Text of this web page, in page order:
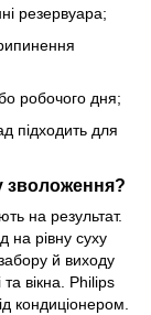
резервуара;
робочого дня;
підходить для
зволоження?
на результат.
на рівну суху
й виходу
вікна. Philips
кондиціонером.